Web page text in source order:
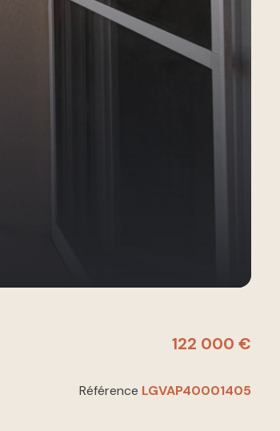
122 000 €
Référence LGVAP40001405